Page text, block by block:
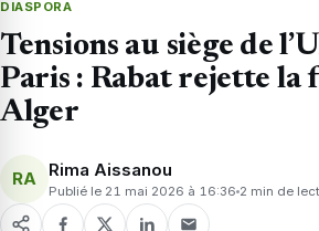
DIASPORA
Tensions au siège de
Paris : Rabat rejette la
Alger
RA Rima Aissanou
Publié le 21 mai 2026 à 16:36 2 min de